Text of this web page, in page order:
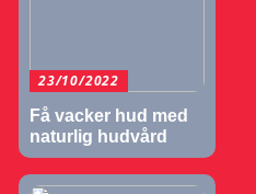
23/10/2022
Få vacker hud med
naturlig hudvård